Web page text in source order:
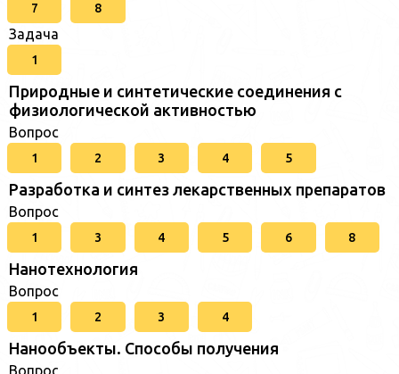
7 8
Задача
1
Природные и синтетические соединения с
физиологической активностью
Вопрос
1 2 3 4 5
Разработка и синтез лекарственных препаратов
Вопрос
1 3 4 5 6 8
Нанотехнология
Вопрос
1 2 3 4
Нанообъекты. Способы получения
Вопрос